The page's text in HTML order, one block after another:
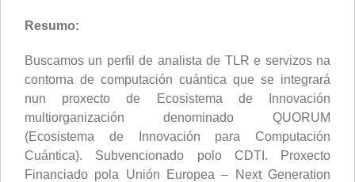
Resumo:
Buscamos un perfil de analista de TLR e servizos na
contorna de computación cuántica que se integrará
nun proxecto de Ecosistema de Innovación
multiorganización denominado QUORUM
(Ecosistema de Innovación para Computación
Cuántica). Subvencionado polo CDTI. Proxecto
Financiado pola Unión Europea – Next Generation